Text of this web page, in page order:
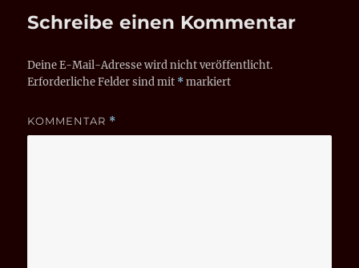
Schreibe einen Kommentar
Deine E-Mail-Adresse wird nicht veröffentlicht.
Erforderliche Felder sind mit *markiert
KOMMENTAR *